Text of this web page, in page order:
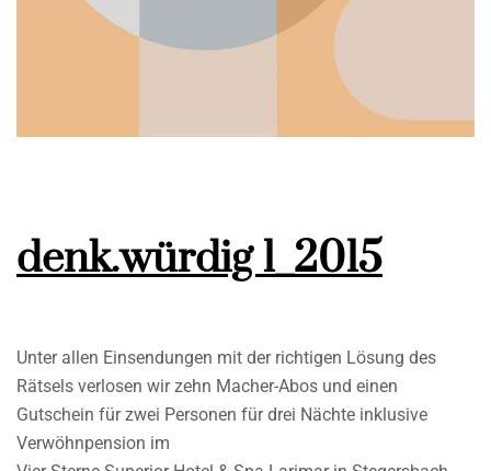
denk.würdig 1_2015
Unter allen Einsendungen mit der richtigen Lösung des
Rätsels verlosen wir zehn Macher-Abos und einen
Gutschein für zwei Personen für drei Nächte inklusive
Verwöhnpension im